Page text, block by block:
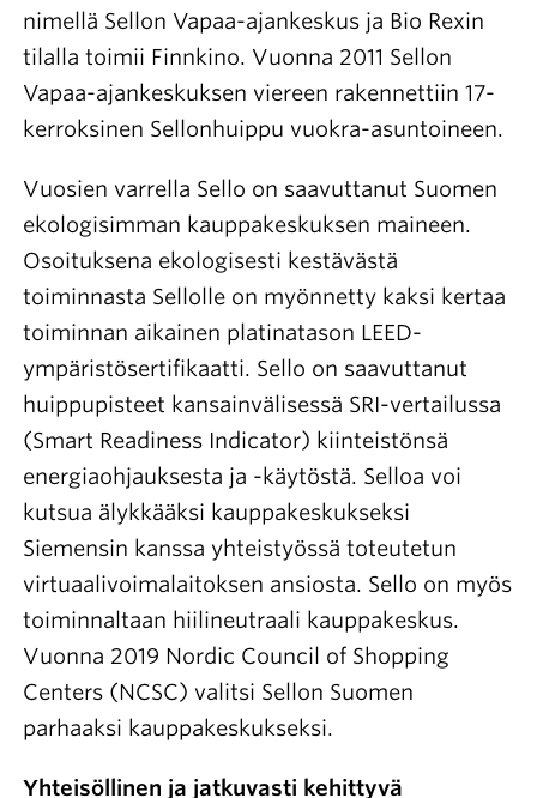
nimellä Sellon Vapaa-ajankeskus ja Bio Rexin
tilalla toimii Finnkino. Vuonna 2011 Sellon
Vapaa-ajankeskuksen viereen rakennettiin 17-
kerroksinen Sellonhuippu vuokra-asuntoineen.
Vuosien varrella Sello on saavuttanut Suomen
ekologisimman kauppakeskuksen maineen.
Osoituksena ekologisesti kestävästä
toiminnasta Sellolle on myönnetty kaksi kertaa
toiminnan aikainen platinatason LEED-
ympäristösertifikaatti. Sello on saavuttanut
huippupisteet kansainvälisessä SRI-vertailussa
(Smart Readiness Indicator) kiinteistönsä
energiaohjauksesta ja -käytöstä. Selloa voi
kutsua älykkääksi kauppakeskukseksi
Siemensin kanssa yhteistyössä toteutetun
virtuaalivoimalaitoksen ansiosta. Sello on myös
toiminnaltaan hiilineutraali kauppakeskus.
Vuonna 2019 Nordic Council of Shopping
Centers (NCSC) valitsi Sellon Suomen
parhaaksi kauppakeskukseksi.
Yhteisöllinen ja jatkuvasti kehittyvä